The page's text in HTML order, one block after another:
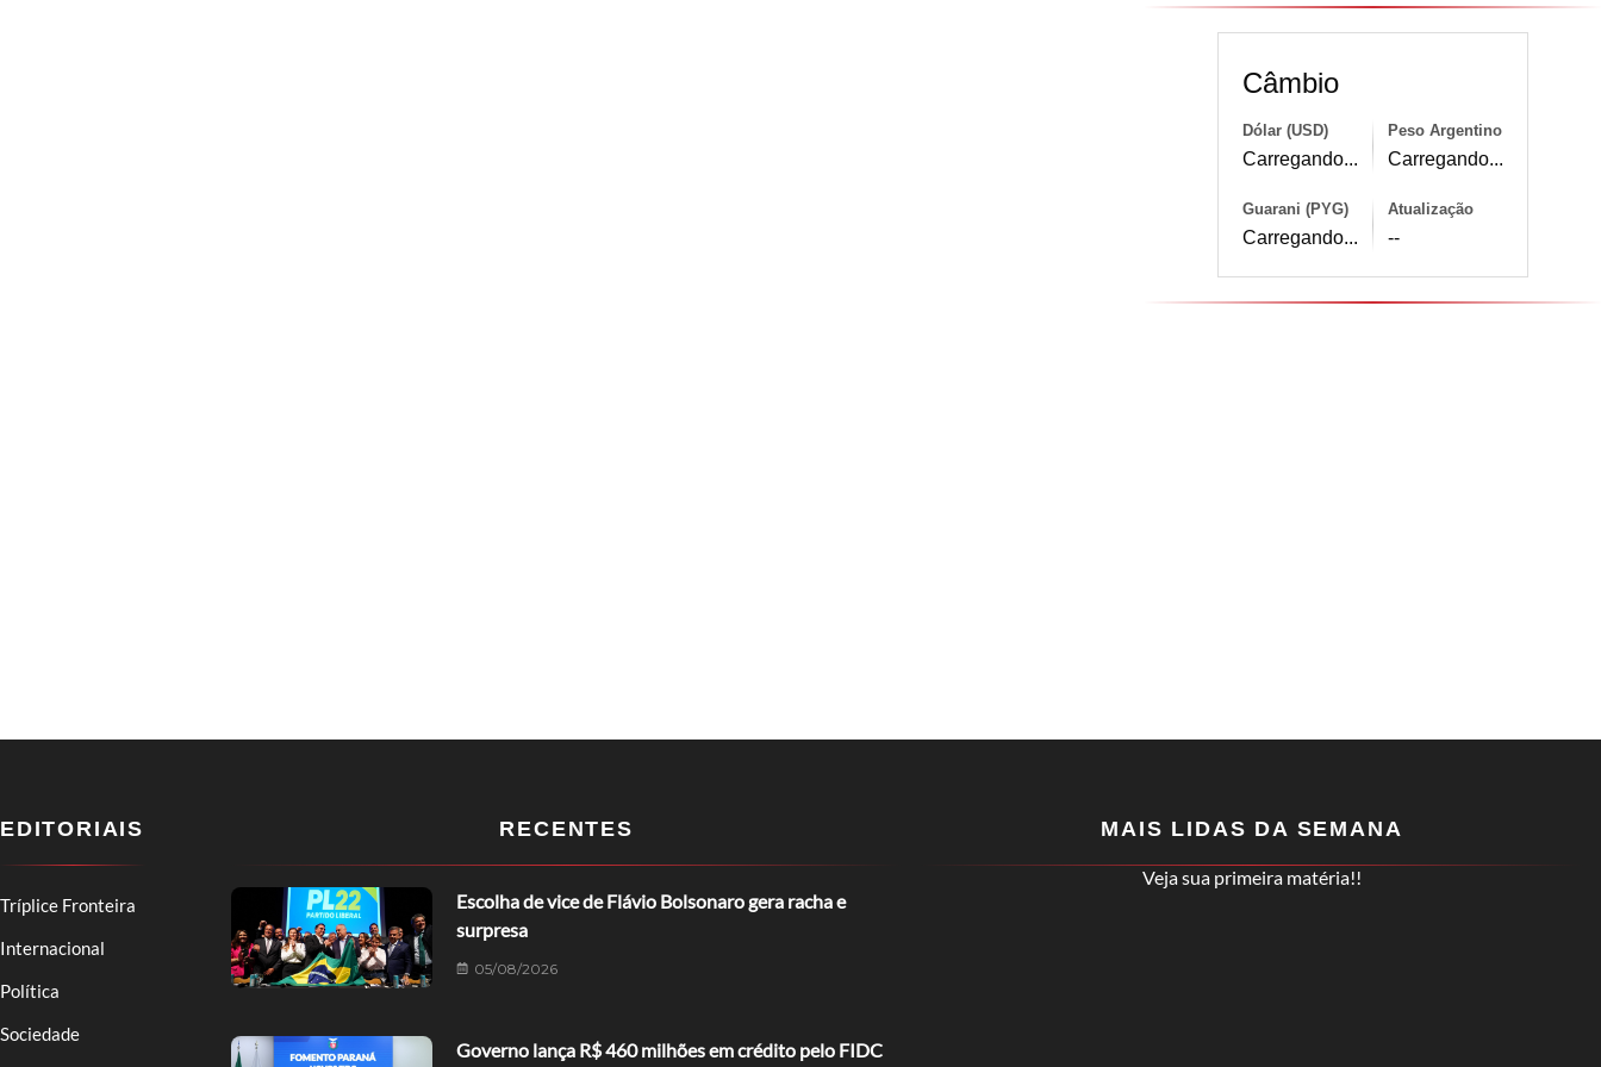
Câmbio
Dólar (USD)
Carregando...
Peso Argentino
Carregando...
Guarani (PYG)
Carregando...
Atualização
--
EDITORIAIS
Tríplice Fronteira
Internacional
Política
Sociedade
RECENTES
Escolha de vice de Flávio Bolsonaro gera racha e
surpresa
05/08/2026
Governo lança R$ 460 milhões em crédito pelo FIDC
MAIS LIDAS DA SEMANA
Veja sua primeira matéria!!